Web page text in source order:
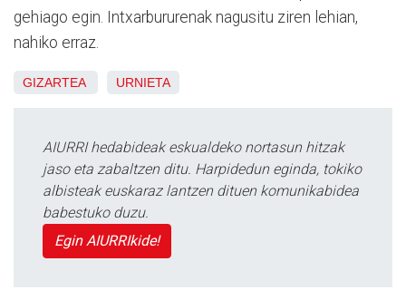
gehiago egin. Intxarbururenak nagusitu ziren lehian,
nahiko erraz.
GIZARTEA URNIETA
AIURRI hedabideak eskualdeko nortasun hitzak
jaso eta zabaltzen ditu. Harpidedun eginda, tokiko
albisteak euskaraz lantzen dituen komunikabidea
babestuko duzu.
Egin AIURRIkide!